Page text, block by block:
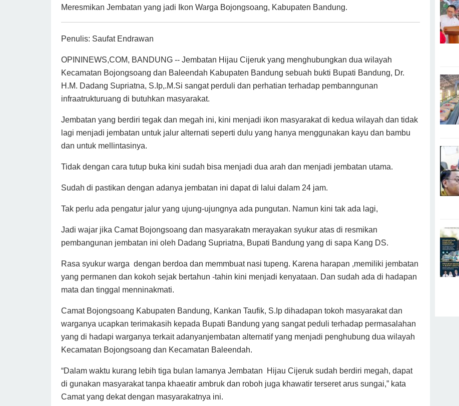
Meresmikan Jembatan yang jadi Ikon Warga Bojongsoang, Kabupaten Bandung.
Penulis: Saufat Endrawan
OPININEWS,COM, BANDUNG -- Jembatan Hijau Cijeruk yang menghubungkan dua wilayah
Kecamatan Bojongsoang dan Baleendah Kabupaten Bandung sebuah bukti Bupati Bandung, Dr.
H.M. Dadang Supriatna, S.Ip,.M.Si sangat perduli dan perhatian terhadap pembanngunan
infraatrukturuang di butuhkan masyarakat.
Jembatan yang berdiri tegak dan megah ini, kini menjadi ikon masyarakat di kedua wilayah dan tidak
lagi menjadi jembatan untuk jalur alternati seperti dulu yang hanya menggunakan kayu dan bambu
dan untuk mellintasinya.
Tidak dengan cara tutup buka kini sudah bisa menjadi dua arah dan menjadi jembatan utama.
Sudah di pastikan dengan adanya jembatan ini dapat di lalui dalam 24 jam.
Tak perlu ada pengatur jalur yang ujung-ujungnya ada pungutan. Namun kini tak ada lagi,
Jadi wajar jika Camat Bojongsoang dan masyarakatn merayakan syukur atas di resmikan
pembangunan jembatan ini oleh Dadang Supriatna, Bupati Bandung yang di sapa Kang DS.
Rasa syukur warga dengan berdoa dan memmbuat nasi tupeng. Karena harapan ,memiliki jembatan
yang permanen dan kokoh sejak bertahun -tahin kini menjadi kenyataan. Dan sudah ada di hadapan
mata dan tinggal menninakmati.
Camat Bojongsoang Kabupaten Bandung, Kankan Taufik, S.Ip dihadapan tokoh masyarakat dan
warganya ucapkan terimakasih kepada Bupati Bandung yang sangat peduli terhadap permasalahan
yang di hadapi warganya terkait adanyanjembatan alternatif yang menjadi penghubung dua wilayah
Kecamatan Bojongsoang dan Kecamatan Baleendah.
“Dalam waktu kurang lebih tiga bulan lamanya Jembatan Hijau Cijeruk sudah berdiri megah, dapat
di gunakan masyarakat tanpa khaeatir ambruk dan roboh juga khawatir terseret arus sungai,” kata
Camat yang dekat dengan masyarakatnya ini.